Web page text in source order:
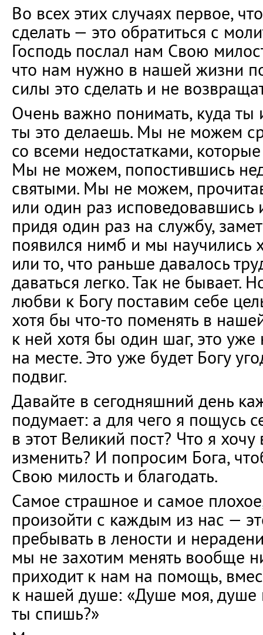
Во всех этих случаях первое,
сделать — это обратиться с
Господь послал нам Свою
что нам нужно в нашей жизни
силы это сделать и не
Очень важно понимать, куда ты
ты это делаешь. Мы не можем
со всеми недостатками,
Мы не можем, попостившись
святыми. Мы не можем,
или один раз исповедовавшись
придя один раз на службу,
появился нимб и мы научились
или то, что раньше давалось
даваться легко. Так не бывает.
любви к Богу поставим себе
хотя бы что-то поменять в
к ней хотя бы один шаг, это уже
на месте. Это уже будет Богу
подвиг.
Давайте в сегодняшний день
подумает: а для чего я пощусь
в этот Великий пост? Что я
изменить? И попросим Бога,
Свою милость и благодать.
Самое страшное и самое
произойти с каждым из нас —
пребывать в лености и
мы не захотим менять вообще
приходит к нам на помощь,
к нашей душе: «Душе моя, душе
ты спишь?»